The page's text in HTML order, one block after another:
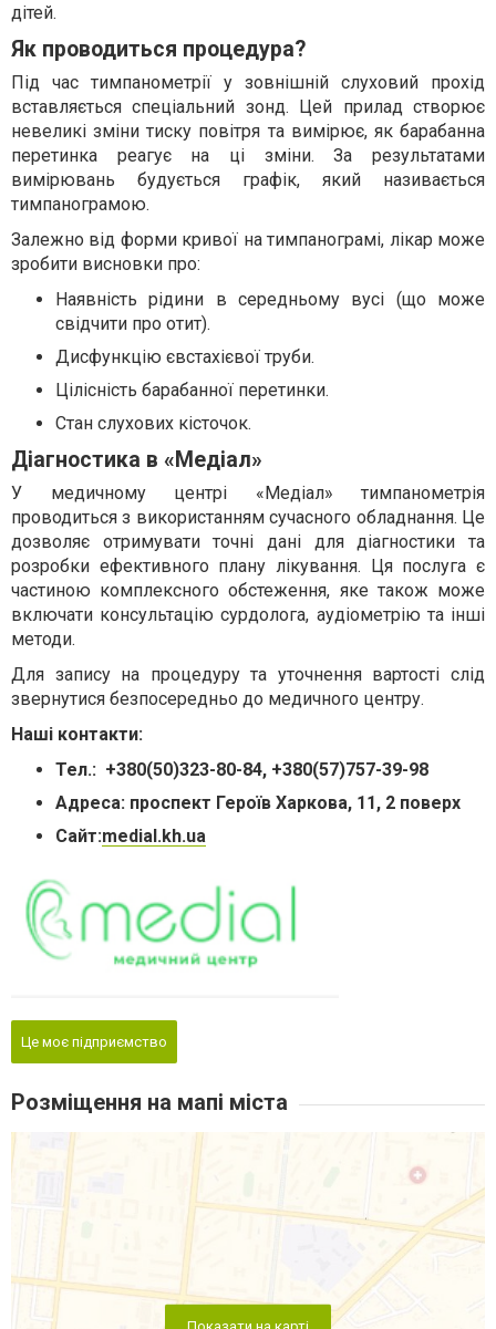
дітей.
Як проводиться процедура?
Під час тимпанометрії у зовнішній слуховий прохід
вставляється спеціальний зонд. Цей прилад створює
невеликі зміни тиску повітря та вимірює, як барабанна
перетинка реагує на ці зміни. За результатами
вимірювань будується графік, який називається
тимпанограмою.
Залежно від форми кривої на тимпанограмі, лікар може
зробити висновки про:
Наявність рідини в середньому вусі (що може
свідчити про отит).
Дисфункцію євстахієвої труби.
Цілісність барабанної перетинки.
Стан слухових кісточок.
Діагностика в «Медіал»
У медичному центрі «Медіал» тимпанометрія
проводиться з використанням сучасного обладнання. Це
дозволяє отримувати точні дані для діагностики та
розробки ефективного плану лікування. Ця послуга є
частиною комплексного обстеження, яке також може
включати консультацію сурдолога, аудіометрію та інші
методи.
Для запису на процедуру та уточнення вартості слід
звернутися безпосередньо до медичного центру.
Наші контакти:
Тел.: +380(50)323-80-84, +380(57)757-39-98
Адреса: проспект Героїв Харкова, 11, 2 поверх
Сайт:medial.kh.ua
Це моє підприємство
Розміщення на мапі міста